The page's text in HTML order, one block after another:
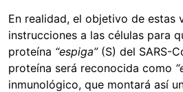
En realidad, el objetivo de estas
instrucciones a las células para
proteína “espiga”(S) del SARS-
proteína será reconocida como
inmunológico, que montará así